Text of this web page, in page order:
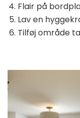
Flair på
Lav en
Tilføj område